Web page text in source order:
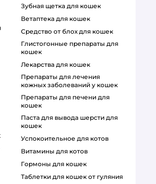
зубная щетка для кошек
ветаптека для кошек
средство от блох для кошек
глистогонные препараты для
кошек
лекарства для кошек
препараты для лечения
кожных заболеваний у кошек
препараты для печени для
кошек
паста для вывода шерсти для
кошек
успокоительное для котов
витамины для котов
гормоны для кошек
таблетки для кошек от гуляния